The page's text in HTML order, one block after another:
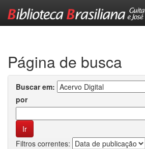
Página de busca
Buscar em:
por
Filtros correntes: